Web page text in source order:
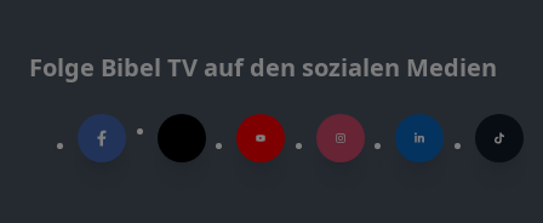
Folge Bibel TV auf den sozialen Medien